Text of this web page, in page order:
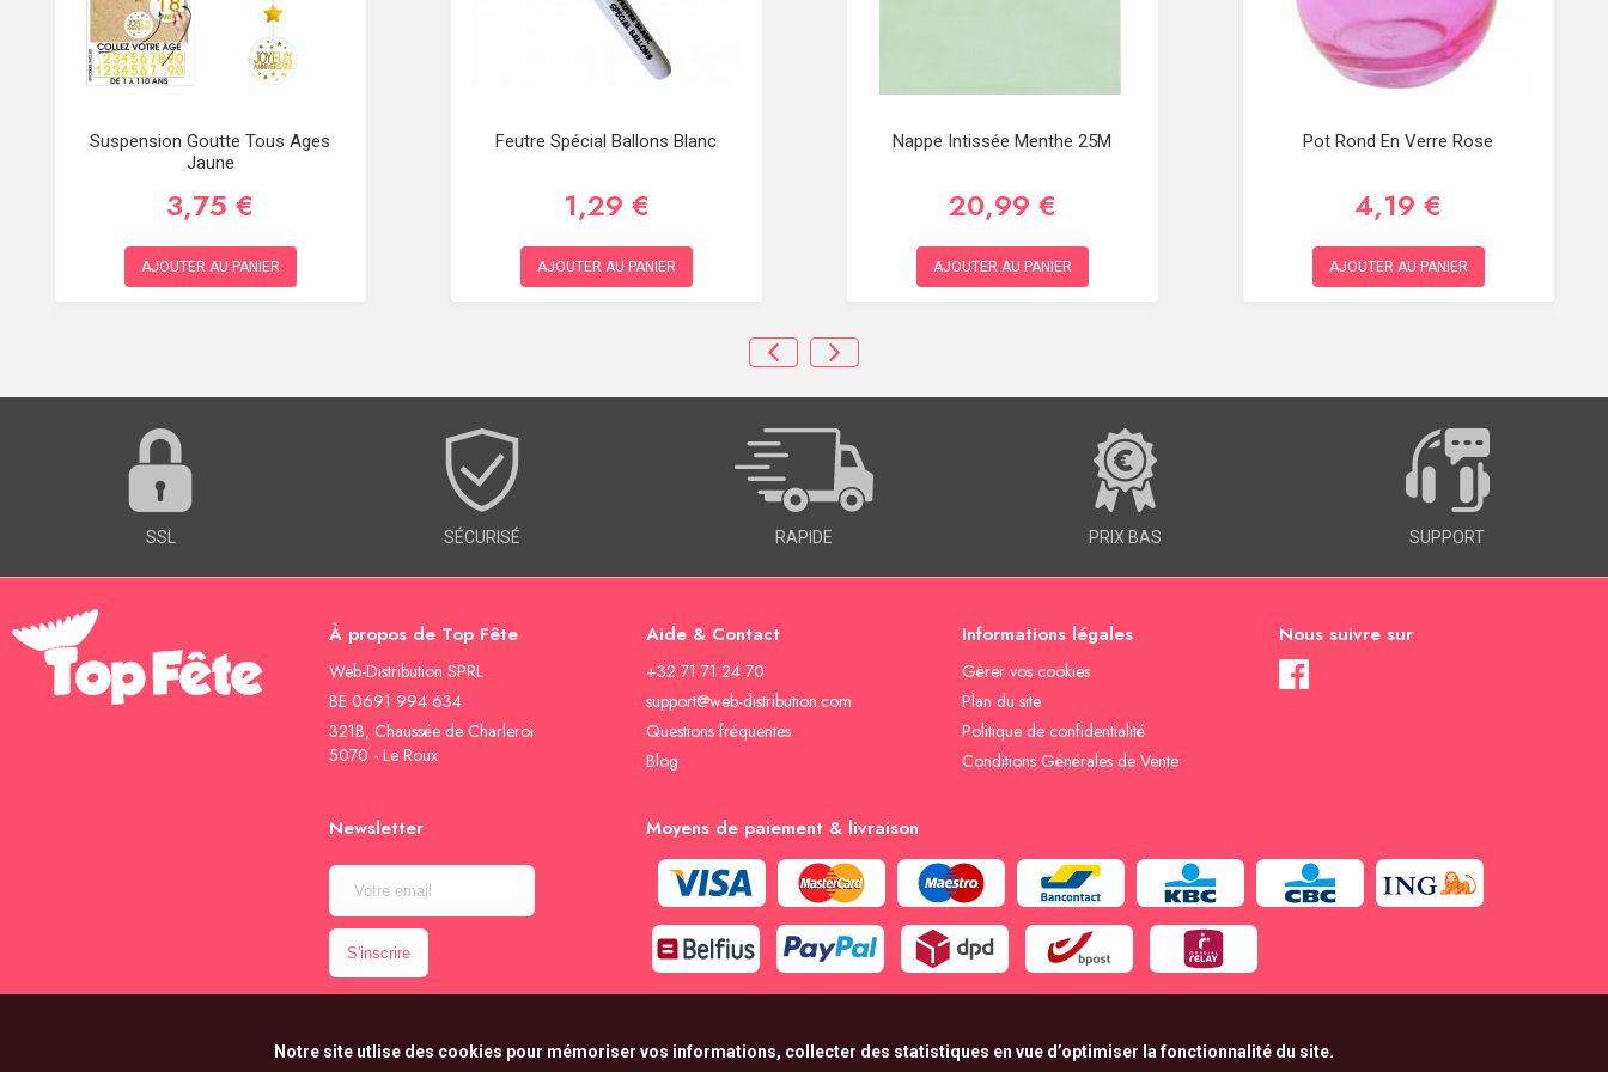
Suspension Goutte Tous Ages
Jaune
3,75 €
AJOUTER AU PANIER
Feutre Spécial Ballons Blanc
1,29 €
AJOUTER AU PANIER
Nappe Intissée Menthe 25M
20,99 €
AJOUTER AU PANIER
Pot Rond En Verre Rose
4,19 €
AJOUTER AU PANIER
SSL SÉCURISÉ RAPIDE PRIX BAS SUPPORT
À propos de Top Fête
Web-Distribution SPRL
BE 0691 994 634
321B, Chaussée de Charleroi
5070 - Le Roux
Aide & Contact
+32 71 71 24 70
support@web-distribution.com
Questions fréquentes
Blog
Informations légales
Gèrer vos cookies
Plan du site
Politique de confidentialité
Conditions Générales de Vente
Nous suivre sur
Newsletter Moyens de paiement & livraison
Notre site utlise des cookies pour mémoriser vos informations, collecter des statistiques en vue d’optimiser la fonctionnalité du site.